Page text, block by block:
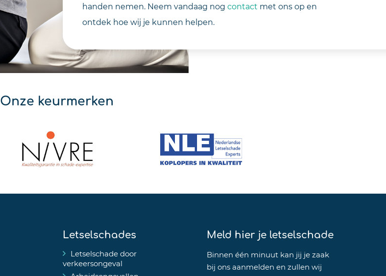
handen nemen. Neem vandaag nog contact met ons op en
ontdek hoe wij je kunnen helpen.
Onze keurmerken
Letselschades
Letselschade door
verkeersongeval
Meld hier je letselschade
Binnen één minuut kan jij je zaak
bij ons aanmelden en zullen wij